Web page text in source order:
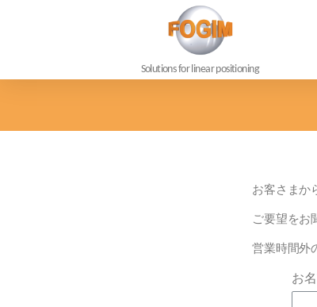
Solutions for linear positioning
お客さまか
ご要望をお
営業時間外
お